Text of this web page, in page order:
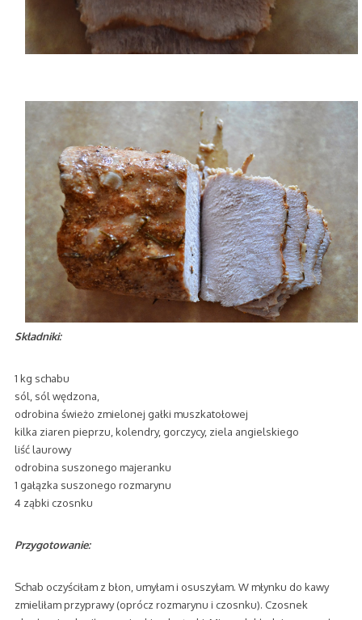
Składniki:
1 kg schabu
sól, sól wędzona,
odrobina świeżo zmielonej gałki muszkatołowej
kilka ziaren pieprzu, kolendry, gorczycy, ziela angielskiego
liść laurowy
odrobina suszonego majeranku
1 gałązka suszonego rozmarynu
4 ząbki czosnku
Przygotowanie:
Schab oczyściłam z błon, umyłam i osuszyłam. W młynku do kawy
zmieliłam przyprawy (oprócz rozmarynu i czosnku). Czosnek